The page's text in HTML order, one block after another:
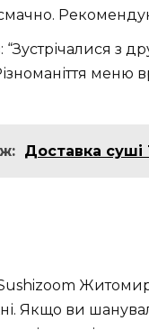
“Зустрічалися з
меню
Доставка
Якщо ви